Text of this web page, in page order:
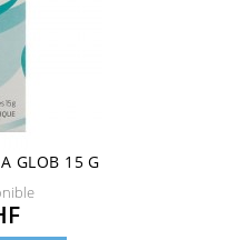
GLOB 15 G